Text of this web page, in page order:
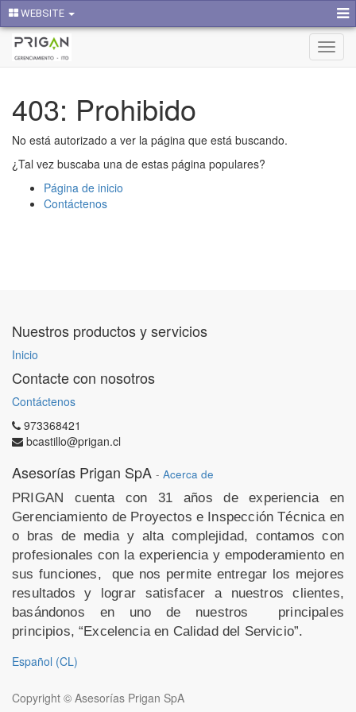
WEBSITE
403: Prohibido
No está autorizado a ver la página que está buscando.
¿Tal vez buscaba una de estas página populares?
Página de inicio
Contáctenos
Nuestros productos y servicios
Inicio
Contacte con nosotros
Contáctenos
973368421
bcastillo@prigan.cl
Asesorías Prigan SpA - Acerca de
PRIGAN cuenta con 31 años de experiencia en
Gerenciamiento de Proyectos e Inspección Técnica en
o bras de media y alta complejidad, contamos con
profesionales con la experiencia y empoderamiento en
sus funciones,
que nos permite entregar los mejores
resultados y lograr satisfacer a nuestros clientes,
basándonos en uno de nuestros
principales
principios, “Excelencia en Calidad del Servicio”.
Español (CL)
Copyright © Asesorías Prigan SpA